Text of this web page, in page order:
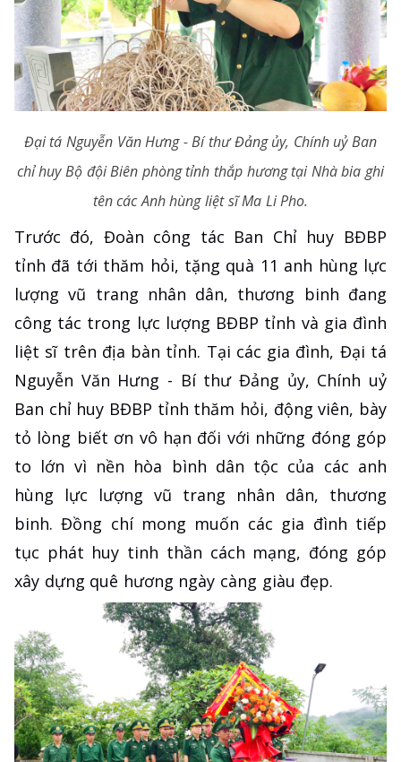
Đại tá Nguyễn Văn Hưng - Bí thư Đảng ủy, Chính uỷ Ban
chỉ huy Bộ đội Biên phòng tỉnh thắp hương tại Nhà bia ghi
tên các Anh hùng liệt sĩ Ma Li Pho.
Trước đó, Đoàn công tác Ban Chỉ huy BĐBP
tỉnh đã tới thăm hỏi, tặng quà 11 anh hùng lực
lượng vũ trang nhân dân, thương binh đang
công tác trong lực lượng BĐBP tỉnh và gia đình
liệt sĩ trên địa bàn tỉnh. Tại các gia đình, Đại tá
Nguyễn Văn Hưng - Bí thư Đảng ủy, Chính uỷ
Ban chỉ huy BĐBP tỉnh thăm hỏi, động viên, bày
tỏ lòng biết ơn vô hạn đối với những đóng góp
to lớn vì nền hòa bình dân tộc của các anh
hùng lực lượng vũ trang nhân dân, thương
binh. Đồng chí mong muốn các gia đình tiếp
tục phát huy tinh thần cách mạng, đóng góp
xây dựng quê hương ngày càng giàu đẹp.